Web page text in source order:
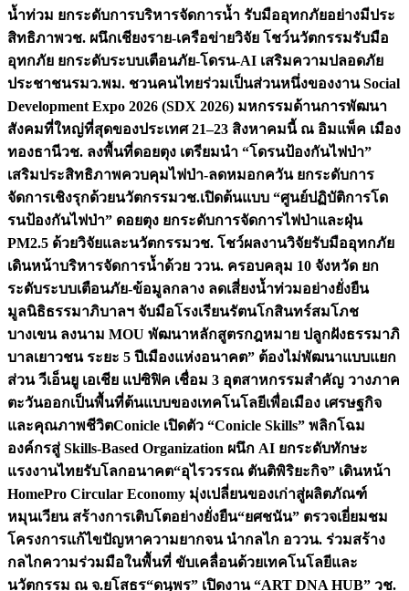
น้ำท่วม ยกระดับการบริหารจัดการน้ำ รับมืออุทกภัยอย่างมีประ
สิทธิภาพวช. ผนึกเชียงราย-เครือข่ายวิจัย โชว์นวัตกรรมรับมือ
อุทกภัย ยกระดับระบบเตือนภัย-โดรน-AI เสริมความปลอดภัย
ประชาชนรมว.พม. ชวนคนไทยร่วมเป็นส่วนหนึ่งของงาน Social
Development Expo 2026 (SDX 2026) มหกรรมด้านการพัฒนา
สังคมที่ใหญ่ที่สุดของประเทศ 21–23 สิงหาคมนี้ ณ อิมแพ็ค เมือง
ทองธานีวช. ลงพื้นที่ดอยตุง เตรียมนำ “โดรนป้องกันไฟป่า”
เสริมประสิทธิภาพควบคุมไฟป่า-ลดหมอกควัน ยกระดับการ
จัดการเชิงรุกด้วยนวัตกรรมวช.เปิดต้นแบบ “ศูนย์ปฏิบัติการโด
รนป้องกันไฟป่า” ดอยตุง ยกระดับการจัดการไฟป่าและฝุ่น
PM2.5 ด้วยวิจัยและนวัตกรรมวช. โชว์ผลงานวิจัยรับมืออุทกภัย
เดินหน้าบริหารจัดการน้ำด้วย ววน. ครอบคลุม 10 จังหวัด ยก
ระดับระบบเตือนภัย-ข้อมูลกลาง ลดเสี่ยงน้ำท่วมอย่างยั่งยืน
มูลนิธิธรรมาภิบาลฯ จับมือโรงเรียนรัตนโกสินทร์สมโภช
บางเขน ลงนาม MOU พัฒนาหลักสูตรกฎหมาย ปลูกฝังธรรมาภิ
บาลเยาวชน ระยะ 5 ปีเมืองแห่งอนาคต” ต้องไม่พัฒนาแบบแยก
ส่วน วีเอ็นยู เอเชีย แปซิฟิค เชื่อม 3 อุตสาหกรรมสำคัญ วางภาค
ตะวันออกเป็นพื้นที่ต้นแบบของเทคโนโลยีเพื่อเมือง เศรษฐกิจ
และคุณภาพชีวิตConicle เปิดตัว “Conicle Skills” พลิกโฉม
องค์กรสู่ Skills-Based Organization ผนึก AI ยกระดับทักษะ
แรงงานไทยรับโลกอนาคต“อุไรวรรณ ตันติพิริยะกิจ” เดินหน้า
HomePro Circular Economy มุ่งเปลี่ยนของเก่าสู่ผลิตภัณฑ์
หมุนเวียน สร้างการเติบโตอย่างยั่งยืน“ยศชนัน” ตรวจเยี่ยมชม
โครงการแก้ไขปัญหาความยากจน นำกลไก อววน. ร่วมสร้าง
กลไกความร่วมมือในพื้นที่ ขับเคลื่อนด้วยเทคโนโลยีและ
นวัตกรรม ณ จ.ยโสธร“ดนุพร” เปิดงาน “ART DNA HUB” วช.